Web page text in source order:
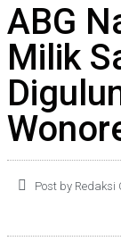
ABG
Milik
Post by Redaksi